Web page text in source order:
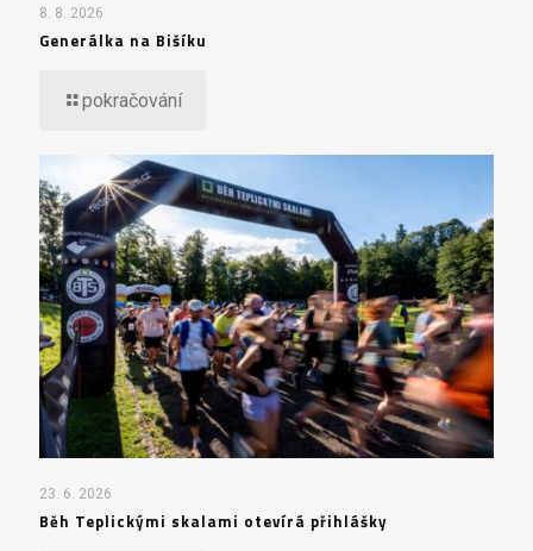
8. 8. 2026
Generálka na Bišíku
pokračování
23. 6. 2026
Běh Teplickými skalami otevírá přihlášky